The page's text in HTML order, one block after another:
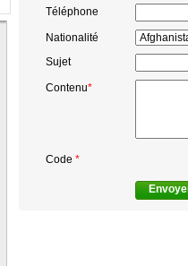
Téléphone
Nationalité
Sujet
Contenu*
Code *